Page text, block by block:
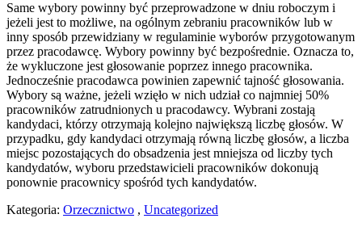
Same wybory powinny być przeprowadzone w dniu roboczym i
jeżeli jest to możliwe, na ogólnym zebraniu pracowników lub w
inny sposób przewidziany w regulaminie wyborów przygotowanym
przez pracodawcę. Wybory powinny być bezpośrednie. Oznacza to,
że wykluczone jest głosowanie poprzez innego pracownika.
Jednocześnie pracodawca powinien zapewnić tajność głosowania.
Wybory są ważne, jeżeli wzięło w nich udział co najmniej 50%
pracowników zatrudnionych u pracodawcy. Wybrani zostają
kandydaci, którzy otrzymają kolejno największą liczbę głosów. W
przypadku, gdy kandydaci otrzymają równą liczbę głosów, a liczba
miejsc pozostających do obsadzenia jest mniejsza od liczby tych
kandydatów, wyboru przedstawicieli pracowników dokonują
ponownie pracownicy spośród tych kandydatów.
Kategoria: Orzecznictwo , Uncategorized